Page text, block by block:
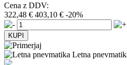
Cena z DDV:
322,48 € 403,10 € -20%
Letna